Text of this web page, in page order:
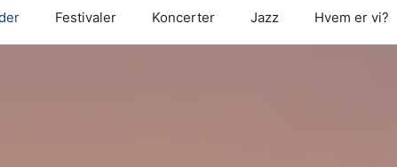
Festivaler Koncerter Jazz Hvem er vi?